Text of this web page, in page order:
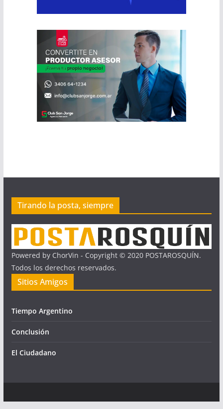
Tirando la posta, siempre
Powered by ChorVin - Copyright © 2020 POSTAROSQUÍN.
Todos los derechos reservados.
Sitios Amigos
Tiempo Argentino
Conclusión
El Ciudadano